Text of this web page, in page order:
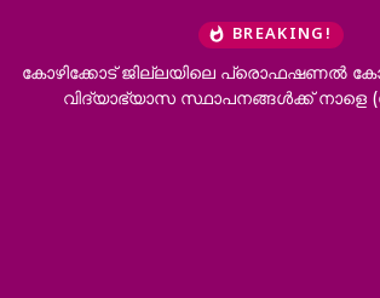
BREAKING!
ജില്ലയിലെ പ്രൊഫഷണൽ
വിദ്യാഭ്യാസ സ്ഥാപനങ്ങൾക്ക് നാളെ (ശനി)